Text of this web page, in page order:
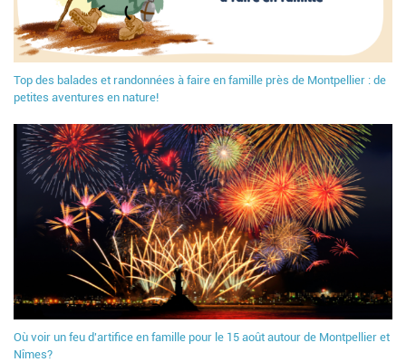
Top des balades et randonnées à faire en famille près de Montpellier : de
petites aventures en nature!
Où voir un feu d'artifice en famille pour le 15 août autour de Montpellier et
Nîmes?